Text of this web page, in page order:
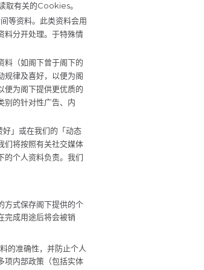
取有关的Cookies。
等资料。此类资料会用
料分开处理。于特殊情
料（如阁下曾于阁下的
规律及喜好，以便为阁
便为阁下提供更优质的
别的针对性广告、内
」或在我们的「动态
们将按照有关社交媒体
的个人资料负责。我们
方式保存阁下提供的个
完成用途后将会被销
的准确性，并防止个人
项内部政策（包括实体